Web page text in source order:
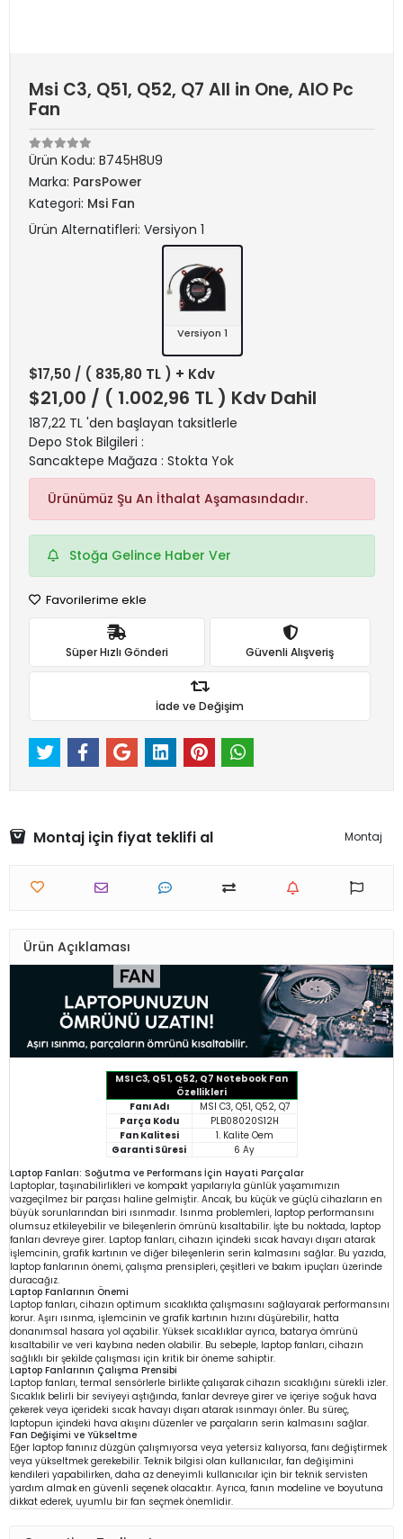
Msi C3, Q51, Q52, Q7 All in One, AIO Pc
Fan
Ürün Kodu: B745H8U9
Marka: ParsPower
Kategori: Msi Fan
Ürün Alternatifleri: Versiyon 1
Versiyon 1
$17,50 / ( 835,80 TL ) + Kdv
$21,00 / ( 1.002,96 TL ) Kdv Dahil
187,22 TL 'den başlayan taksitlerle
Depo Stok Bilgileri :
Sancaktepe Mağaza : Stokta Yok
Ürünümüz Şu An İthalat Aşamasındadır.
Stoğa Gelince Haber Ver
Favorilerime ekle
Süper Hızlı Gönderi Güvenli Alışveriş
İade ve Değişim
Montaj için fiyat teklifi al Montaj
Ürün Açıklaması
MSI C3, Q51, Q52, Q7 Notebook Fan
Özellikleri
Fanı Adı
MSI C3, Q51, Q52, Q7
Parça Kodu
PLB08020S12H
Fan Kalitesi
1. Kalite Oem
Garanti Süresi
6 Ay
Laptop Fanları: Soğutma ve Performans İçin Hayati Parçalar
Laptoplar, taşınabilirlikleri ve kompakt yapılarıyla günlük yaşamımızın
vazgeçilmez bir parçası haline gelmiştir. Ancak, bu küçük ve güçlü cihazların en
büyük sorunlarından biri ısınmadır. Isınma problemleri, laptop performansını
olumsuz etkileyebilir ve bileşenlerin ömrünü kısaltabilir. İşte bu noktada, laptop
fanları devreye girer. Laptop fanları, cihazın içindeki sıcak havayı dışarı atarak
işlemcinin, grafik kartının ve diğer bileşenlerin serin kalmasını sağlar. Bu yazıda,
laptop fanlarının önemi, çalışma prensipleri, çeşitleri ve bakım ipuçları üzerinde
duracağız.
Laptop Fanlarının Önemi
Laptop fanları, cihazın optimum sıcaklıkta çalışmasını sağlayarak performansını
korur. Aşırı ısınma, işlemcinin ve grafik kartının hızını düşürebilir, hatta
donanımsal hasara yol açabilir. Yüksek sıcaklıklar ayrıca, batarya ömrünü
kısaltabilir ve veri kaybına neden olabilir. Bu sebeple, laptop fanları, cihazın
sağlıklı bir şekilde çalışması için kritik bir öneme sahiptir.
Laptop Fanlarının Çalışma Prensibi
Laptop fanları, termal sensörlerle birlikte çalışarak cihazın sıcaklığını sürekli izler.
Sıcaklık belirli bir seviyeyi aştığında, fanlar devreye girer ve içeriye soğuk hava
çekerek veya içerideki sıcak havayı dışarı atarak ısınmayı önler. Bu süreç,
laptopun içindeki hava akışını düzenler ve parçaların serin kalmasını sağlar.
Fan Değişimi ve Yükseltme
Eğer laptop fanınız düzgün çalışmıyorsa veya yetersiz kalıyorsa, fanı değiştirmek
veya yükseltmek gerekebilir. Teknik bilgisi olan kullanıcılar, fan değişimini
kendileri yapabilirken, daha az deneyimli kullanıcılar için bir teknik servisten
yardım almak en güvenli seçenek olacaktır. Ayrıca, fanın modeline ve boyutuna
dikkat ederek, uyumlu bir fan seçmek önemlidir.